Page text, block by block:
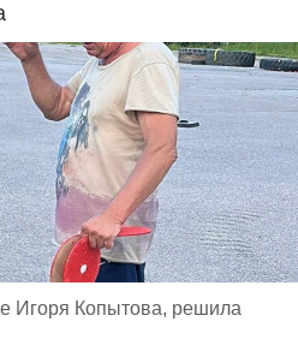
Игоря Копытова, решила